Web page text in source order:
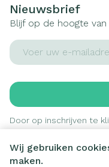
Wij gebruiken
maken.
Nieuwsbrief
Blijf op de hoogte
E-mail adres
Door op inschrijven te
nieuwsbrief en gaat u